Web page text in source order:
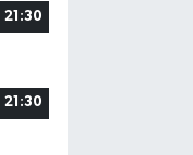
21:30
21:30